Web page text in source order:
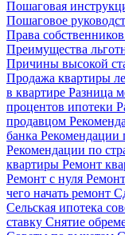
Пошаговая
Пошаговое
Права
Преимущества
Причины высокой
Продажа квартиры
в квартире Разница
процентов ипотеки
продавцом
банка Рекомендации
Рекомендации по
квартиры Ремонт
Ремонт с нуля
чего начать ремонт
Сельская ипотека
ставку Снятие